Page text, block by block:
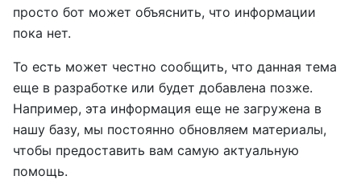
просто бот может объяснить, что информации
пока нет.
То есть может честно сообщить, что данная тема
еще в разработке или будет добавлена позже.
Например, эта информация еще не загружена в
нашу базу, мы постоянно обновляем материалы,
чтобы предоставить вам самую актуальную
помощь.